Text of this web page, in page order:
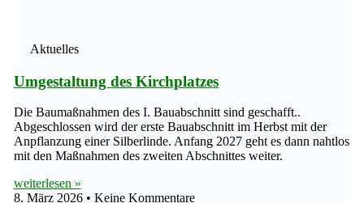
Aktuelles
Umgestaltung des Kirchplatzes
Die Baumaßnahmen des I. Bauabschnitt sind geschafft..
Abgeschlossen wird der erste Bauabschnitt im Herbst mit der
Anpflanzung einer Silberlinde. Anfang 2027 geht es dann nahtlos
mit den Maßnahmen des zweiten Abschnittes weiter.
weiterlesen »
8. März 2026
Keine Kommentare